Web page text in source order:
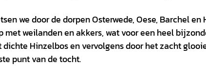
we door de dorpen Osterwede, Oese, Barchel en
weilanden en akkers, wat voor een heel
Hinzelbos en vervolgens door het zacht
punt van de tocht.